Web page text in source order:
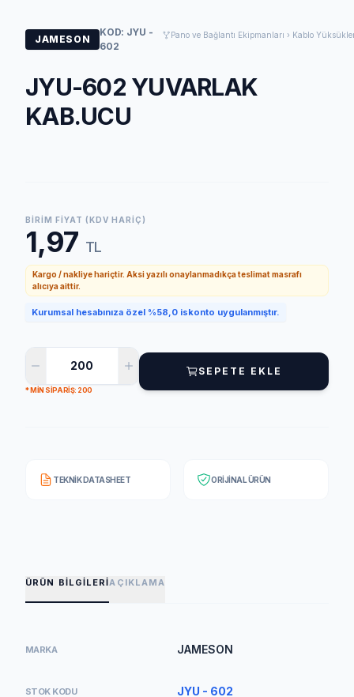
JAMESON
KOD: JYU -
602
Pano ve Bağlantı Ekipmanları › Kablo
JYU-602 YUVARLAK
KAB.UCU
BIRIM FIYAT (KDV HARIÇ)
1,97 TL
Kargo / nakliye hariçtir. Aksi yazılı onaylanmadıkça teslimat masrafı
alıcıya aittir.
Kurumsal hesabınıza özel %58,0 iskonto uygulanmıştır.
* MIN SIPARIŞ: 200
SEPETE EKLE
TEKNIK DATASHEET ORIJINAL ÜRÜN
ÜRÜN BILGILERIAÇIKLAMA
MARKA JAMESON
STOK KODU JYU - 602